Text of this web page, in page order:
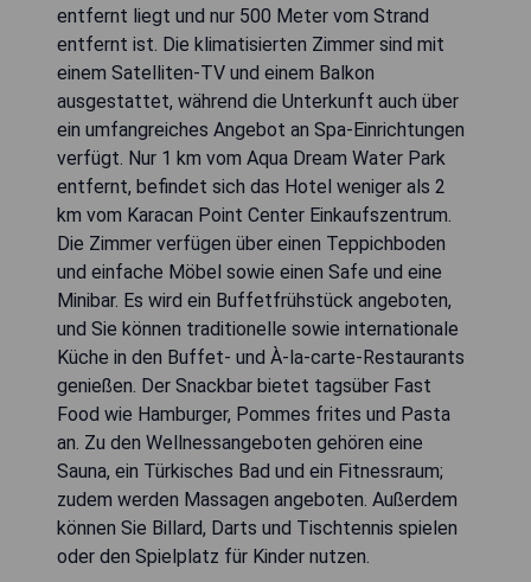
entfernt liegt und nur 500 Meter vom Strand
entfernt ist. Die klimatisierten Zimmer sind mit
einem Satelliten-TV und einem Balkon
ausgestattet, während die Unterkunft auch über
ein umfangreiches Angebot an Spa-Einrichtungen
verfügt. Nur 1 km vom Aqua Dream Water Park
entfernt, befindet sich das Hotel weniger als 2
km vom Karacan Point Center Einkaufszentrum.
Die Zimmer verfügen über einen Teppichboden
und einfache Möbel sowie einen Safe und eine
Minibar. Es wird ein Buffetfrühstück angeboten,
und Sie können traditionelle sowie internationale
Küche in den Buffet- und À-la-carte-Restaurants
genießen. Der Snackbar bietet tagsüber Fast
Food wie Hamburger, Pommes frites und Pasta
an. Zu den Wellnessangeboten gehören eine
Sauna, ein Türkisches Bad und ein Fitnessraum;
zudem werden Massagen angeboten. Außerdem
können Sie Billard, Darts und Tischtennis spielen
oder den Spielplatz für Kinder nutzen.